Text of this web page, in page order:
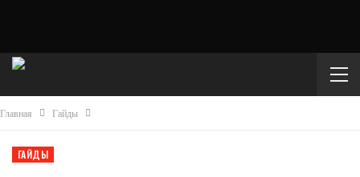
Главная Гайды
ГАЙДЫ